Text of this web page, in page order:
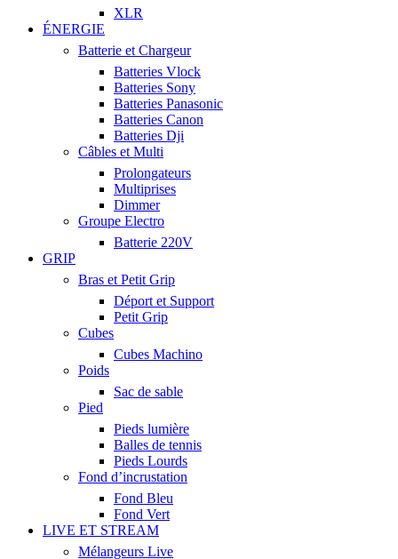
XLR
ÉNERGIE
Batterie et Chargeur
Batteries Vlock
Batteries Sony
Batteries Panasonic
Batteries Canon
Batteries Dji
Câbles et Multi
Prolongateurs
Multiprises
Dimmer
Groupe Electro
Batterie 220V
GRIP
Bras et Petit Grip
Déport et Support
Petit Grip
Cubes
Cubes Machino
Poids
Sac de sable
Pied
Pieds lumière
Balles de tennis
Pieds Lourds
Fond d’incrustation
Fond Bleu
Fond Vert
LIVE ET STREAM
Mélangeurs Live